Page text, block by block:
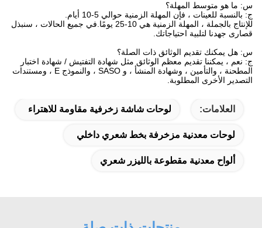
س: ما هو متوسط ​​المهلة؟
ج: بالنسبة للعينات ، فإن المهلة الزمنية حوالي 5-10 أيام.
للإنتاج بالجملة ، المهلة الزمنية هي 10-25 يومًا.في جميع الحالات ، سنبذل
قصارى جهدنا لتلبية احتياجاتك.
س: هل يمكنك تقديم الوثائق ذات الصلة؟
ج: نعم ، يمكننا تقديم معظم الوثائق مثل شهادة التفتيش / شهادة اختبار
المطحنة ، والتأمين ، وشهادة المنشأ ، و SASO ، والنموذج E ، ومستندات
التصدير الأخرى المطلوبة.
العلامات: لوحات شاشة زخرفية مقاومة للاهتراء
لوحات معدنية مزخرفة بخط شعري داخلي
ألواح معدنية مقطوعة بالليزر شعري